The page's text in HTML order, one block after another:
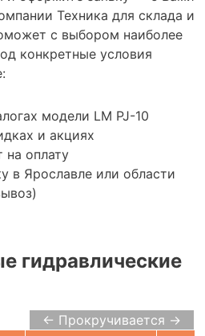
Техника для склада и
с выбором наиболее
конкретные условия
модели LM PJ-10
и акциях
на оплату
в Ярославле или области
гидравлические
← Прокручивается →